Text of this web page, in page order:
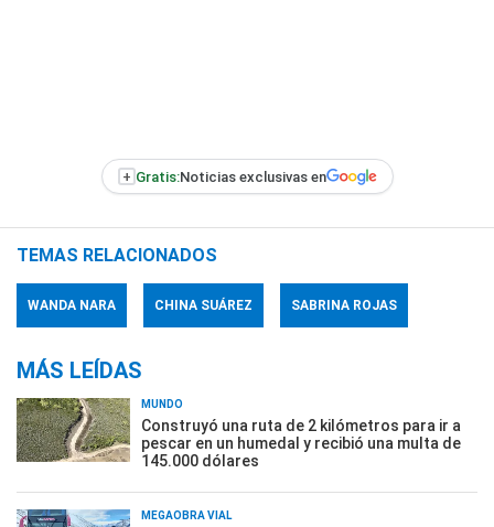
+ Gratis:Noticias exclusivas en
TEMAS RELACIONADOS
WANDA NARA CHINA SUÁREZ SABRINA ROJAS
MÁS LEÍDAS
MUNDO
Construyó una ruta de 2 kilómetros para ir a
pescar en un humedal y recibió una multa de
145.000 dólares
MEGAOBRA VIAL